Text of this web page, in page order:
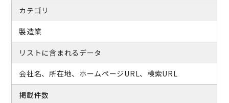
カテゴリ
製造業
リストに含まれるデータ
会社名、所在地、ホームページURL、検索URL
掲載件数